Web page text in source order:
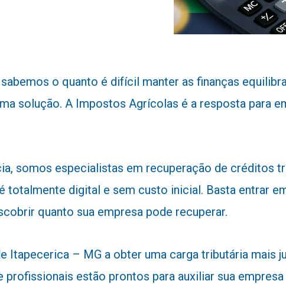
o quanto é difícil manter as finanças
solução. A Impostos Agrícolas é a resposta para
somos especialistas em recuperação de créditos
digital e sem custo inicial. Basta entrar
quanto sua empresa pode recuperar.
Itapecerica – MG a obter uma carga tributária mais
profissionais estão prontos para auxiliar sua